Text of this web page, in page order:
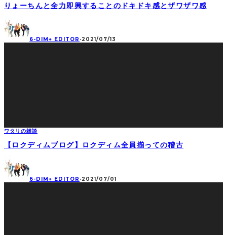
りょーちんと全力即興することのドキドキ感とザワザワ感
6-DIM+ EDITOR ·2021/07/13
ワタリの雑談
【ロクディムブログ】ロクディム全員揃っての稽古
6-DIM+ EDITOR ·2021/07/01